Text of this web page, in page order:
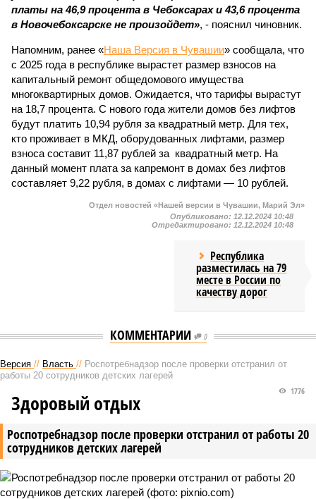
платы на 46,9 процента в Чебоксарах и 43,6 процента
в Новочебоксарске не произойдет», - пояснил чиновник.
Напомним, ранее «Наша Версия в Чувашии» сообщала, что
с 2025 года в республике вырастет размер взносов на
капитальный ремонт общедомового имущества
многоквартирных домов. Ожидается, что тарифы вырастут
на 18,7 процента. С нового года жители домов без лифтов
будут платить 10,94 рубля за квадратный метр. Для тех,
кто проживает в МКД, оборудованных лифтами, размер
взноса составит 11,87 рублей за квадратный метр. На
данный момент плата за капремонт в домах без лифтов
составляет 9,22 рубля, в домах с лифтами — 10 рублей.
Отдел новостей «Нашей версии в Чувашии, Марий Эл»
Опубликовано: 12.12.2024 10:48
Отредактировано: 12.12.2024 10:48
Республика
разместилась на 79
месте в России по
качеству дорог
КОММЕНТАРИИ 0
Версия // Власть // Роспотребнадзор после проверки отстранил от
работы 20 сотрудников детских лагерей
Роспотребнадзор после проверки отстранил от работы 20
сотрудников детских лагерей
1776
Здоровый отдых